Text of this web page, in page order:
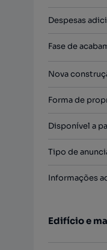
Despesas
Fase de
Nova
Forma de
Disponível a
Tipo de
Informações
Edifício e